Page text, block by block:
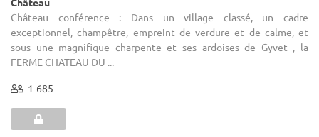
Château conférence : Dans un village classé, un cadre
exceptionnel, champêtre, empreint de verdure et de calme, et
sous une magnifique charpente et ses ardoises de Gyvet , la
FERME CHATEAU DU ...
1-685